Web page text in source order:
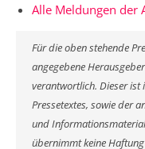
Alle Meldungen der
Für die oben stehende
angegebene
verantwortlich. Dieser ist
Pressetextes, sowie der
und
übernimmt keine